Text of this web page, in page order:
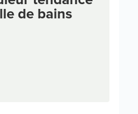
de bains